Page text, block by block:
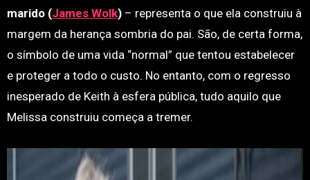
marido (James Wolk)– representa o que ela construiu à
margem da herança sombria do pai. São, de certa forma,
o símbolo de uma vida “normal” que tentou estabelecer
e proteger a todo o custo. No entanto, com o regresso
inesperado de Keith à esfera pública, tudo aquilo que
Melissa construiu começa a tremer.